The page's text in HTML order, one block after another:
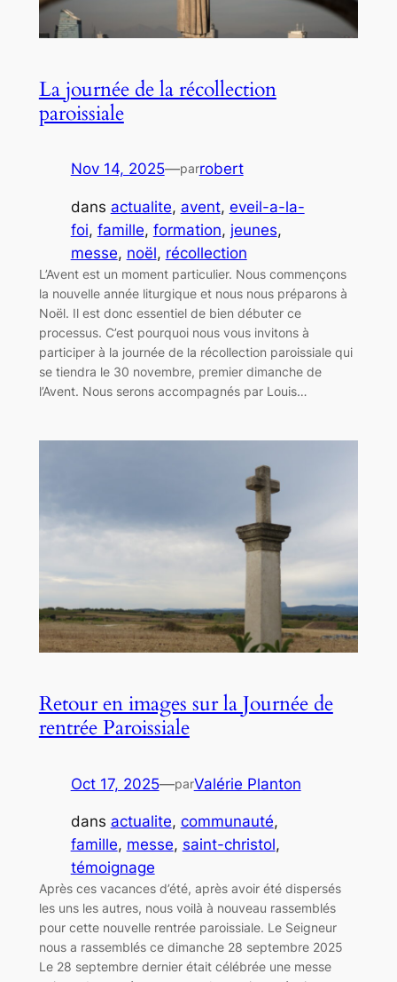
La journée de la récollection
paroissiale
Nov 14, 2025—parrobert
dans actualite, avent, eveil-a-la-
foi, famille, formation, jeunes
messe, noël, récollection
L’Avent est un moment particulier. Nous commençons
la nouvelle année liturgique et nous nous préparons à
Noël. Il est donc essentiel de bien débuter ce
processus. C’est pourquoi nous vous invitons à
participer à la journée de la récollection paroissiale qui
se tiendra le 30 novembre, premier dimanche de
l’Avent. Nous serons accompagnés par Louis…
Retour en images sur la Journée de
rentrée Paroissiale
Oct 17, 2025—parValérie Planton
dans actualite, communauté
famille, messe, saint-christol
témoignage
Après ces vacances d’été, après avoir été dispersés
les uns les autres, nous voilà à nouveau rassemblés
pour cette nouvelle rentrée paroissiale. Le Seigneur
nous a rassemblés ce dimanche 28 septembre 2025
Le 28 septembre dernier était célébrée une messe